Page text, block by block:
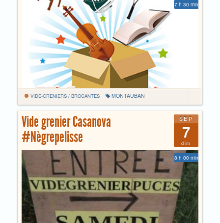
7 h 30 min
VIDE-GRENIERS / BROCANTES MONTAUBAN
SEP
7
dim
Vide grenier Casanova
#Nègrepelisse
8 h 00 min